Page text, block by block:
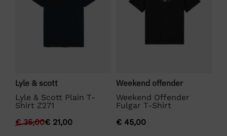
Lyle & scott
Lyle & Scott Plain T-
Shirt Z271
€35,00€ 21,00
Weekend offender
Weekend Offender
Fulgar T-Shirt
€ 45,00